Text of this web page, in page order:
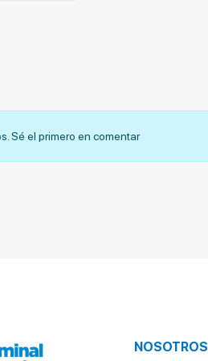
Sé el primero en comentar
NOSOTROS